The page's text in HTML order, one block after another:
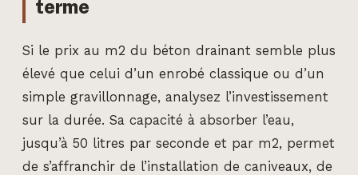
terme
Si le prix au m2 du béton drainant semble plus
élevé que celui d’un enrobé classique ou d’un
simple gravillonnage, analysez l’investissement
sur la durée. Sa capacité à absorber l’eau,
jusqu’à 50 litres par seconde et par m2, permet
de s’affranchir de l’installation de caniveaux, de